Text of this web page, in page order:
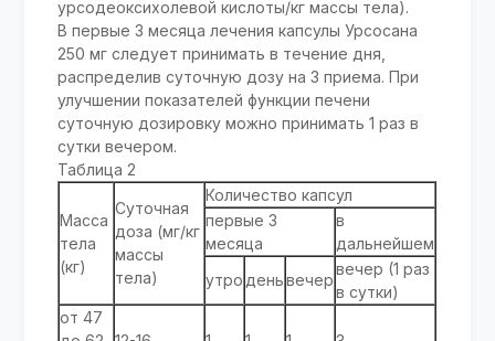
урсодеоксихолевой кислоты/кг массы тела).
В первые 3 месяца лечения капсулы Урсосана
250 мг следует принимать в течение дня,
распределив суточную дозу на 3 приема. При
улучшении показателей функции печени
суточную дозировку можно принимать 1 раз в
сутки вечером.
Таблица 2
Масса
тела
(кг)
Суточная
доза (мг/кг
массы
тела)
Количество капсул
первые 3
месяца
в
дальнейшем
утро день вечер
вечер (1 раз
в сутки)
от 47